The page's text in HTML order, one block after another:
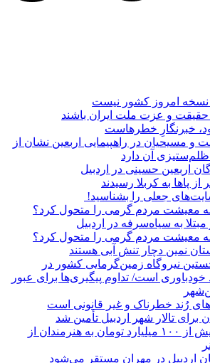
نسخه امروز کشور نیست
حقیقت و عزت ملت ایران باشند
خبرنگارِ خطرهاست
مسیحیان در راهپیمایی اربعین نشان از
آن دارد
اربعین حسینی در اردبیل
از پاها به کربلا رسیدند
جعلی را بشناسید!
معیشت مردم گرمی را متحول کرد؟
معیشت مردم گرمی را متحول کرد؟
نیروگاه زمین‌گرمایی کشور در
است/ تداوم پیگیری‌ها برای عبور
رُند خطرناک و غیر قانونی است
پرداخت ماهانه بیش از ۱۰۰ میلیارد تومان به هنرمندان از